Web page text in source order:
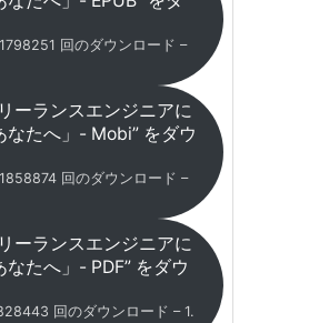
回のダウンロード –
ーランスエンジニアに
なたへ」- Mobi” をダウ
回のダウンロード –
ーランスエンジニアに
たへ」- PDF” をダウ
回のダウンロード – 1.